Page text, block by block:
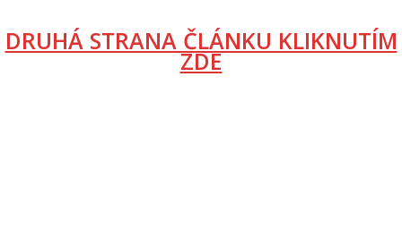
DRUHÁ STRANA ČLÁNKU KLIKNUTÍM
ZDE